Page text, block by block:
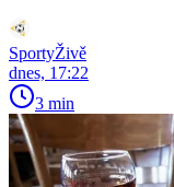
SportyŽivě
dnes, 17:22
3 min